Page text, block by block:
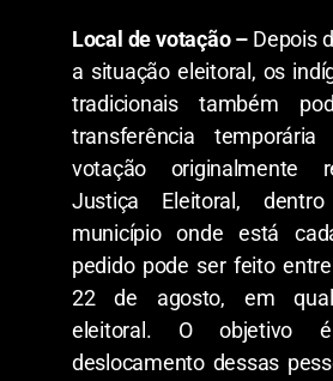
Local de votação – Depois
a situação eleitoral, os
tradicionais também
transferência
votação originalmente
Justiça Eleitoral,
município onde está
pedido pode ser feito
22 de agosto, em
eleitoral. O objetivo
deslocamento dessas